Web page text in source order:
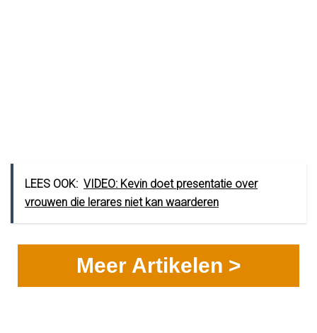
LEES OOK: VIDEO: Kevin doet presentatie over
vrouwen die lerares niet kan waarderen
Meer Artikelen >